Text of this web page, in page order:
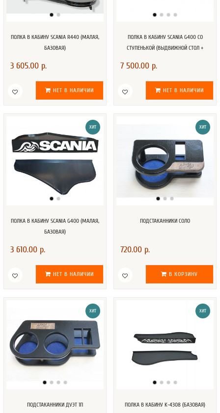
ПОЛКА В КАБИНУ SCANIA R440 (МАЛАЯ,
БАЗОВАЯ)
3 605.00 р.
НЕТ В НАЛИЧИИ
ПОЛКА В КАБИНУ SCANIA G400 СО
СТУПЕНЬКОЙ (ВЫДВИЖНОЙ СТОЛ +
7 500.00 р.
НЕТ В НАЛИЧИИ
ХИТ
ПОЛКА В КАБИНУ SCANIA G400 (МАЛАЯ,
БАЗОВАЯ)
3 610.00 р.
НЕТ В НАЛИЧИИ
ХИТ
ПОДСТАКАННИКИ СОЛО
720.00 р.
В КОРЗИНУ
ХИТ
ПОДСТАКАННИКИ ДУЭТ 1П
ХИТ
ПОЛКА В КАБИНУ K-4308 (БАЗОВАЯ)